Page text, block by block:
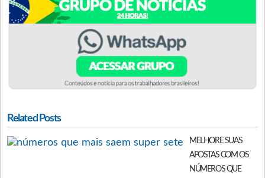
Related Posts
MELHORE SUAS
APOSTAS COM OS
NÚMEROS QUE